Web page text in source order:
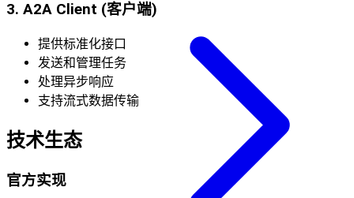
3. A2A Client (客户端)
提供标准化接口
发送和管理任务
处理异步响应
支持流式数据传输
技术生态
官方实现